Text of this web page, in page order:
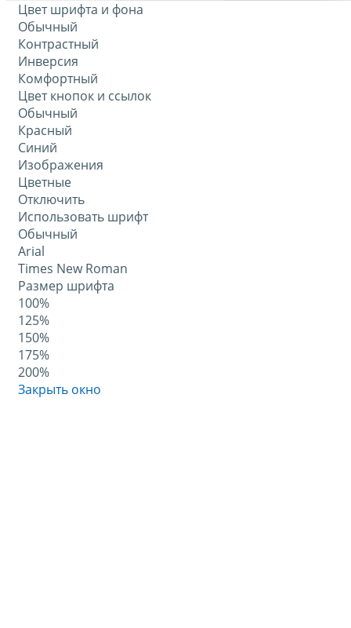
Цвет шрифта и фона
Обычный
Контрастный
Инверсия
Комфортный
Цвет кнопок и ссылок
Обычный
Красный
Синий
Изображения
Цветные
Отключить
Использовать шрифт
Обычный
Arial
Times New Roman
Размер шрифта
100%
125%
150%
175%
200%
Закрыть окно